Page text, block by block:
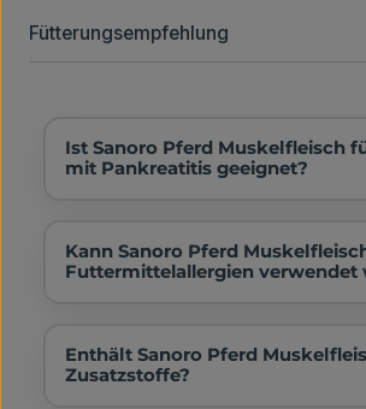
Fütterungsempfehlung
Ist Sanoro Pferd Muskelfleisch
mit Pankreatitis geeignet?
Kann Sanoro Pferd
Futtermittelallergien verwendet
Enthält Sanoro Pferd
Zusatzstoffe?